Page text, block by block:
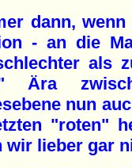
dann,
- an die
als
Ära
nun
"roten"
wir lieber gar